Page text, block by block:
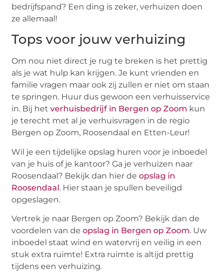
bedrijfspand? Een ding is zeker, verhuizen doen
ze allemaal!
Tops voor jouw verhuizing
Om nou niet direct je rug te breken is het prettig
als je wat hulp kan krijgen. Je kunt vrienden en
familie vragen maar ook zij zullen er niet om staan
te springen. Huur dus gewoon een verhuisservice
in. Bij hetverhuisbedrijf in Bergen op Zoom kun
je terecht met al je verhuisvragen in de regio
Bergen op Zoom, Roosendaal en Etten-Leur!
Wil je een tijdelijke opslag huren voor je inboedel
van je huis of je kantoor? Ga je verhuizen naar
Roosendaal? Bekijk dan hier deopslag in
Roosendaal. Hier staan je spullen beveiligd
opgeslagen.
Vertrek je naar Bergen op Zoom? Bekijk dan de
voordelen van deopslag in Bergen op Zoom. Uw
inboedel staat wind en watervrij en veilig in een
stuk extra ruimte! Extra ruimte is altijd prettig
tijdens een verhuizing.